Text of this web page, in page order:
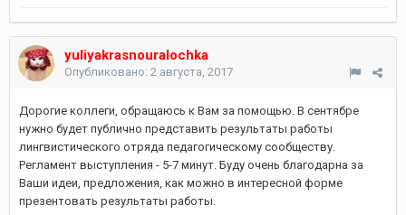
yuliyakrasnouralochka
Опубликовано: 2 августа, 2017
Дорогие коллеги, обращаюсь к Вам за помощью. В сентябре
нужно будет публично представить результаты работы
лингвистического отряда педагогическому сообществу.
Регламент выступления - 5-7 минут. Буду очень благодарна за
Ваши идеи, предложения, как можно в интересной форме
презентовать результаты работы.